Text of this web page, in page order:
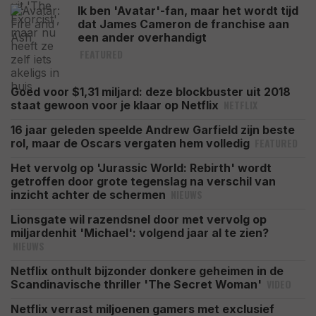
Ik ben 'Avatar'-fan, maar het wordt tijd
dat James Cameron de franchise aan
een ander overhandigt
Goed voor $1,31 miljard: deze blockbuster uit 2018
staat gewoon voor je klaar op Netflix
16 jaar geleden speelde Andrew Garfield zijn beste
rol, maar de Oscars vergaten hem volledig
Het vervolg op 'Jurassic World: Rebirth' wordt
getroffen door grote tegenslag na verschil van
inzicht achter de schermen
Lionsgate wil razendsnel door met vervolg op
miljardenhit 'Michael': volgend jaar al te zien?
Netflix onthult bijzonder donkere geheimen in de
Scandinavische thriller 'The Secret Woman'
Netflix verrast miljoenen gamers met exclusief